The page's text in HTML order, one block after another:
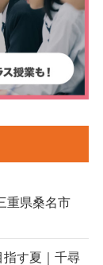
重県桑名市
指す夏｜千尋